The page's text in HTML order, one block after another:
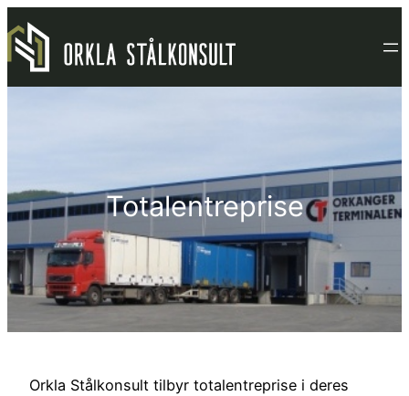
Hopp
til
innhold
Totalentreprise
Orkla Stålkonsult tilbyr totalentreprise i deres